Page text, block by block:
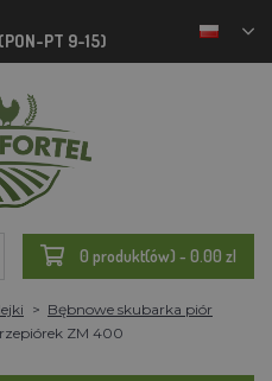
PT 9-15)
0 produkt(ów) - 0.00 zl
Bębnowe skubarka piór
ZM 400